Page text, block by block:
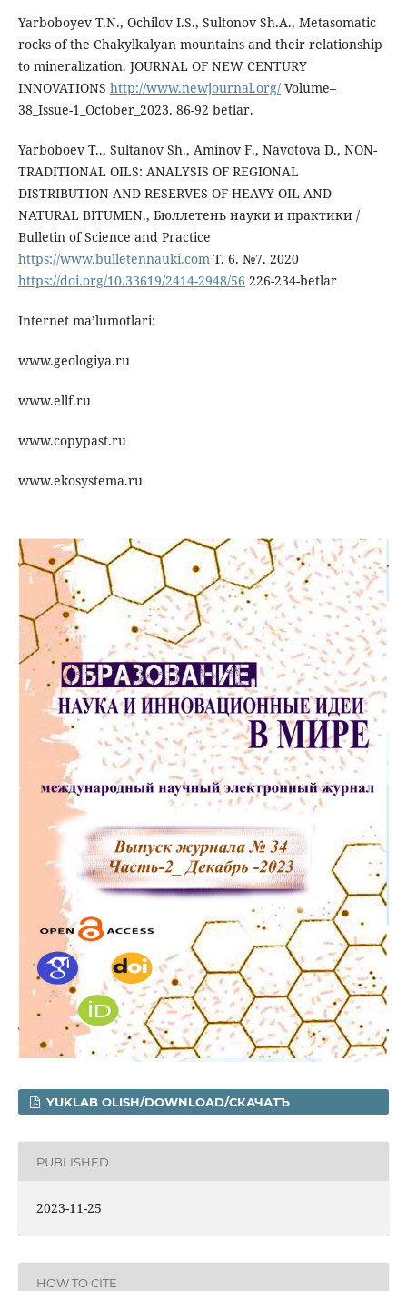
Yarboboyev T.N., Ochilov I.S., Sultonov Sh.A., Metasomatic
rocks of the Chakylkalyan mountains and their relationship
to mineralization. JOURNAL OF NEW CENTURY
INNOVATIONS http://www.newjournal.org/Volume–
38_Issue-1_October_2023. 86-92 betlar.
Yarboboev T.., Sultanov Sh., Aminov F., Navotova D., NON-
TRADITIONAL OILS: ANALYSIS OF REGIONAL
DISTRIBUTION AND RESERVES OF HEAVY OIL AND
NATURAL BITUMEN., Бюллетень науки и практики /
Bulletin of Science and Practice
https://www.bulletennauki.comТ. 6. №7. 2020
https://doi.org/10.33619/2414-2948/56 226-234-betlar
Internet ma’lumotlari:
www.geologiya.ru
www.ellf.ru
www.copypast.ru
www.ekosystema.ru
YUKLAB OLISH/DOWNLOAD/СКАЧАТЪ
PUBLISHED
2023-11-25
HOW TO CITE